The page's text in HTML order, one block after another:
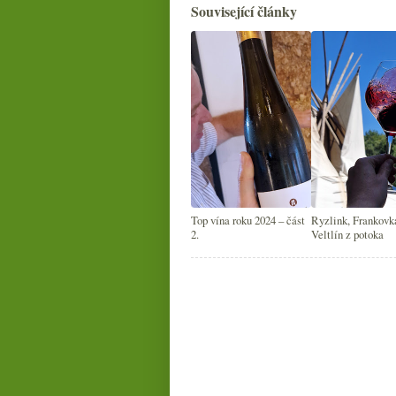
Související články
Top vína roku 2024 – část
2.
Ryzlink,
Veltlín z potoka